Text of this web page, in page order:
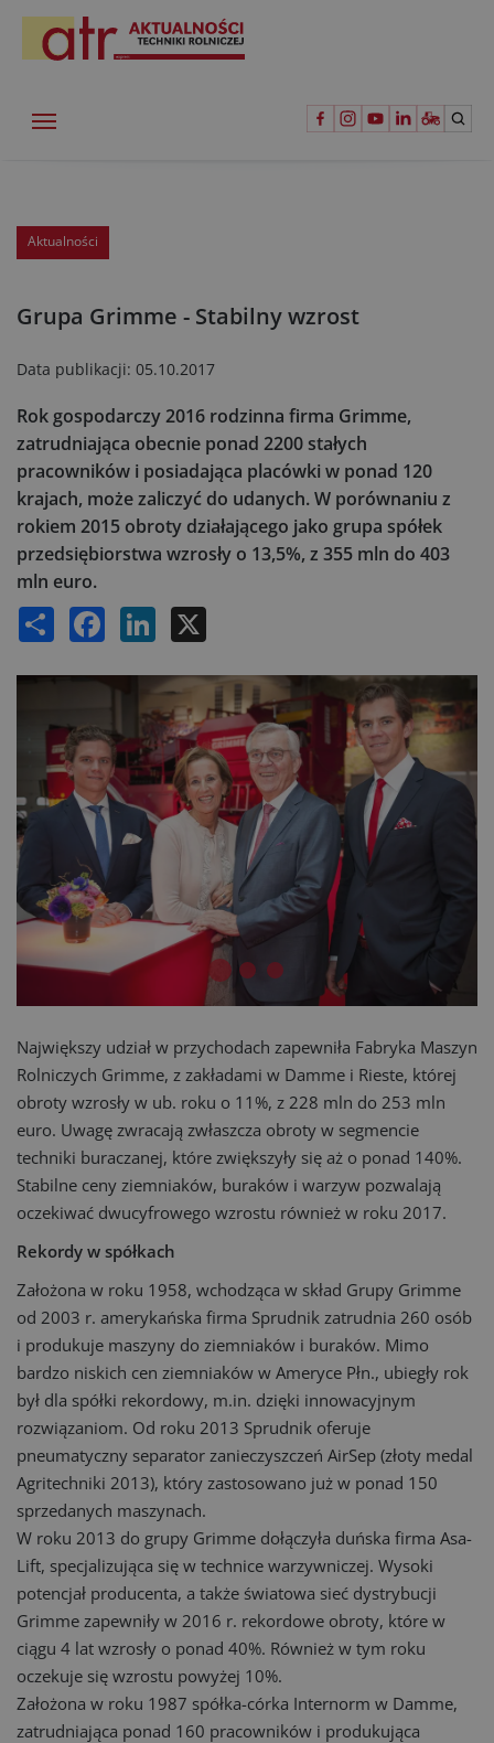
Aktualności
Grupa Grimme - Stabilny wzrost
Data publikacji: 05.10.2017
Rok gospodarczy 2016 rodzinna firma Grimme,
zatrudniająca obecnie ponad 2200 stałych
pracowników i posiadająca placówki w ponad 120
krajach, może zaliczyć do udanych. W porównaniu z
rokiem 2015 obroty działającego jako grupa spółek
przedsiębiorstwa wzrosły o 13,5%, z 355 mln do 403
mln euro.
Share Facebook LinkedIn
Największy udział w przychodach zapewniła Fabryka Maszyn
Rolniczych Grimme, z zakładami w Damme i Rieste, której
obroty wzrosły w ub. roku o 11%, z 228 mln do 253 mln
euro. Uwagę zwracają zwłaszcza obroty w segmencie
techniki buraczanej, które zwiększyły się aż o ponad 140%.
Stabilne ceny ziemniaków, buraków i warzyw pozwalają
oczekiwać dwucyfrowego wzrostu również w roku 2017.
Rekordy w spółkach
Założona w roku 1958, wchodząca w skład Grupy Grimme
od 2003 r. amerykańska firma Sprudnik zatrudnia 260 osób
i produkuje maszyny do ziemniaków i buraków. Mimo
bardzo niskich cen ziemniaków w Ameryce Płn., ubiegły rok
był dla spółki rekordowy, m.in. dzięki innowacyjnym
rozwiązaniom. Od roku 2013 Sprudnik oferuje
pneumatyczny separator zanieczyszczeń AirSep (złoty medal
Agritechniki 2013), który zastosowano już w ponad 150
sprzedanych maszynach.
W roku 2013 do grupy Grimme dołączyła duńska firma Asa-
Lift, specjalizująca się w technice warzywniczej. Wysoki
potencjał producenta, a także światowa sieć dystrybucji
Grimme zapewniły w 2016 r. rekordowe obroty, które w
ciągu 4 lat wzrosły o ponad 40%. Również w tym roku
oczekuje się wzrostu powyżej 10%.
Założona w roku 1987 spółka-córka Internorm w Damme,
zatrudniająca ponad 160 pracowników i produkująca